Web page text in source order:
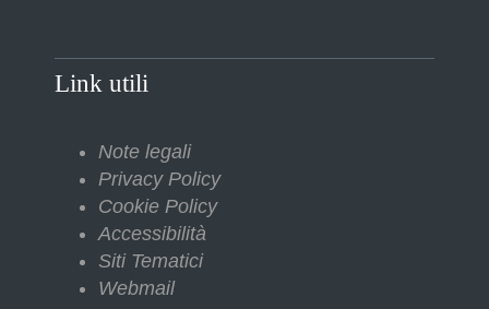
Link utili
Note legali
Privacy Policy
Cookie Policy
Accessibilità
Siti Tematici
Webmail